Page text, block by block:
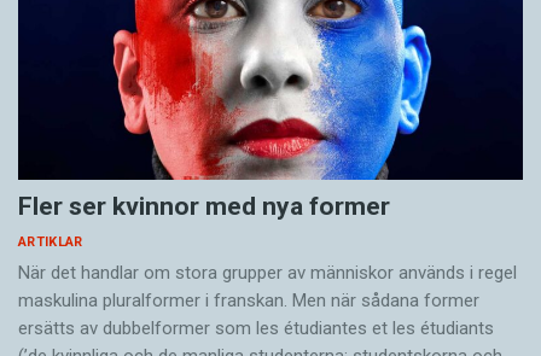
Fler ser kvinnor med nya former
ARTIKLAR
När det handlar om stora grupper av människor används i regel
maskulina pluralformer i franskan. Men när sådana ­former
ersätts av dubbel­former som les étudiantes et les étudiants